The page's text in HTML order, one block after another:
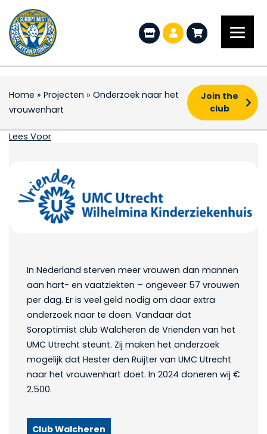
Home » Projecten » Onderzoek naar het
vrouwenhart
Join the
club
Onderzoek naar het
Lees Voor
In Nederland sterven meer vrouwen dan mannen
aan hart- en vaatziekten – ongeveer 57 vrouwen
per dag. Er is veel geld nodig om daar extra
onderzoek naar te doen. Vandaar dat
Soroptimist club Walcheren de Vrienden van het
UMC Utrecht steunt. Zij maken het onderzoek
mogelijk dat Hester den Ruijter van UMC Utrecht
naar het vrouwenhart doet. In 2024 doneren wij €
2.500.
Club Walcheren